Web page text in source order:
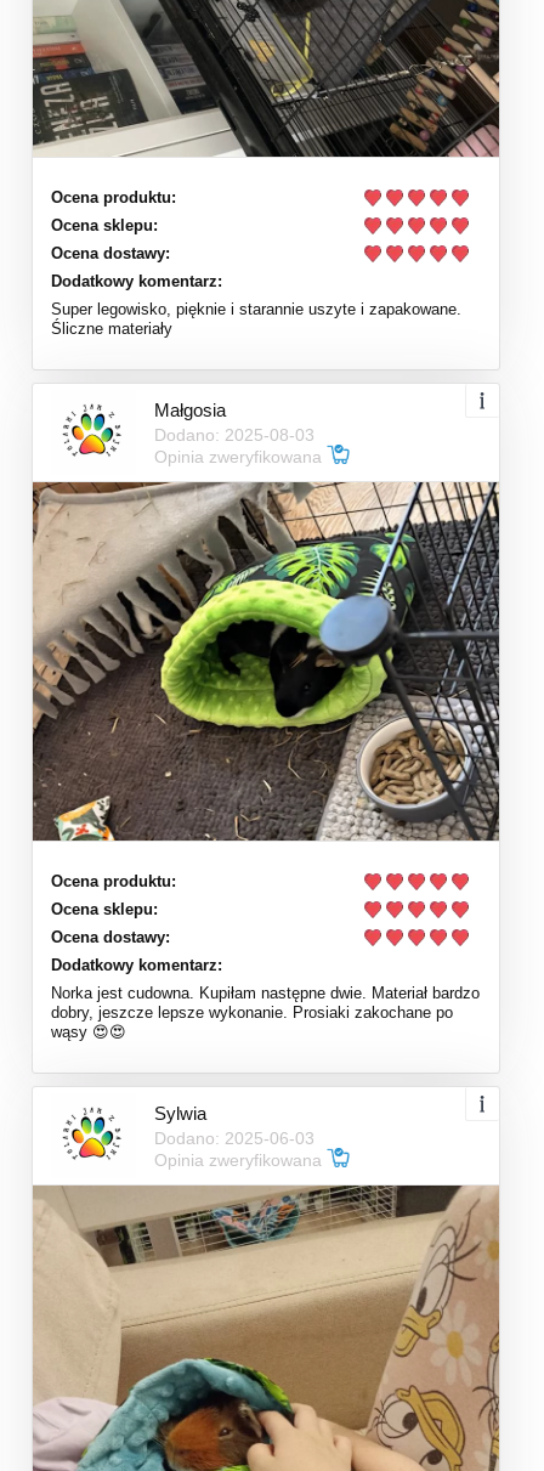
Ocena produktu:
Ocena sklepu:
Ocena dostawy:
Dodatkowy komentarz:
Super legowisko, pięknie i starannie uszyte i zapakowane.
Śliczne materiały
Małgosia
Dodano: 2025-08-03
Opinia zweryfikowana
Ocena produktu:
Ocena sklepu:
Ocena dostawy:
Dodatkowy komentarz:
Norka jest cudowna. Kupiłam następne dwie. Materiał bardzo
dobry, jeszcze lepsze wykonanie. Prosiaki zakochane po
wąsy 😍😍
Sylwia
Dodano: 2025-06-03
Opinia zweryfikowana